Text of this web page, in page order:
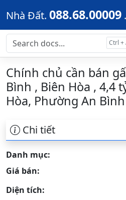
Skip to main content
Nhà Đất. 088.68.00009
Chính chủ cần bán
Bình , Biên Hòa , 4,4
Hòa, Phường An Bình
Chi tiết
Danh mục:
Giá bán:
Diện tích: